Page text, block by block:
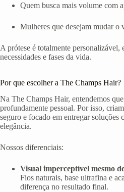
Quem busca mais volume com
Mulheres que desejam mudar o
A prótese é totalmente personalizável,
necessidades e fases da vida.
Por que escolher a The Champs Hair?
Na The Champs Hair, entendemos
profundamente pessoal. Por isso,
seguro e focado em entregar soluções
elegância.
Nossos diferenciais:
Visual imperceptível mesmo
Fios naturais, base ultrafina e
diferença no resultado final.